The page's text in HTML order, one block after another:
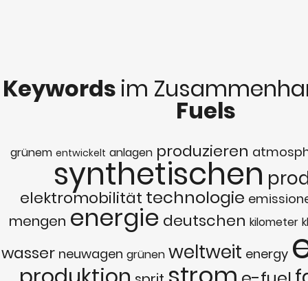
Keywords im
Fuels
grünem entwickelt anlagen produzieren
synthetischen
elektromobilität technologie
mengen energie deutschen kilometer
wasser neuwagen grünen weltweit energy